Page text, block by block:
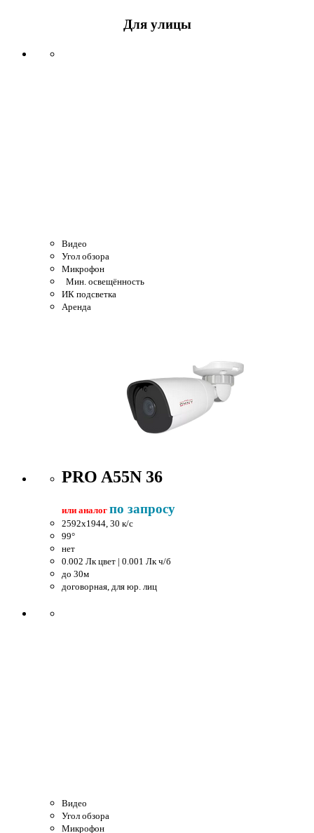
Для улицы
Видео
Угол обзора
Микрофон
Мин. освещённость
ИК подсветка
Аренда
PRO A55N 36
или аналог по запросу
2592x1944, 30 к/c
99°
нет
0.002 Лк цвет | 0.001 Лк ч/б
до 30м
договорная, для юр. лиц
Видео
Угол обзора
Микрофон